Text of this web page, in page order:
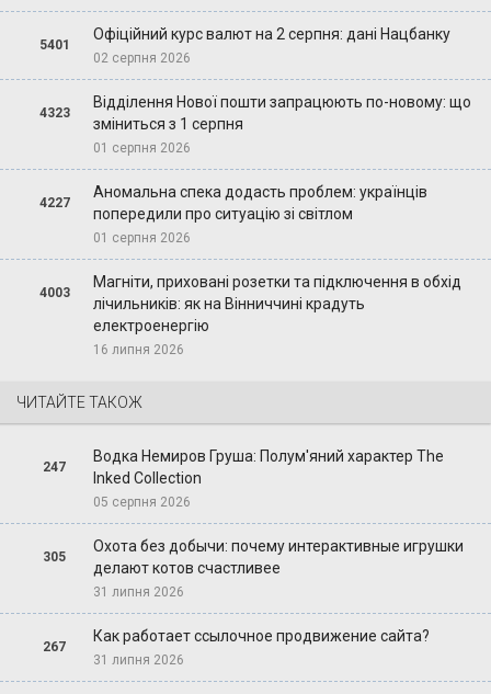
5401
Офіційний курс валют на 2 серпня: дані Нацбанку
02 серпня 2026
4323
Відділення Нової пошти запрацюють по-новому: що
зміниться з 1 серпня
01 серпня 2026
4227
Аномальна спека додасть проблем: українців
попередили про ситуацію зі світлом
01 серпня 2026
4003
Магніти, приховані розетки та підключення в обхід
лічильників: як на Вінниччині крадуть
електроенергію
16 липня 2026
ЧИТАЙТЕ ТАКОЖ
247
Водка Немиров Груша: Полум'яний характер The
Inked Collection
05 серпня 2026
305
Охота без добычи: почему интерактивные игрушки
делают котов счастливее
31 липня 2026
267
Как работает ссылочное продвижение сайта?
31 липня 2026